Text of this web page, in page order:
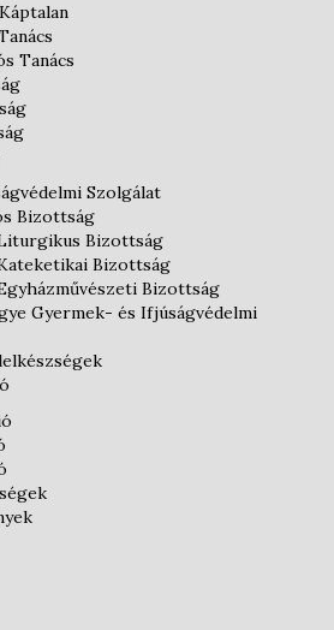
Tanács
Szolgálat
Bizottság
Bizottság
Bizottság
Bizottság
Gyermek- és Ifjúságvédelmi